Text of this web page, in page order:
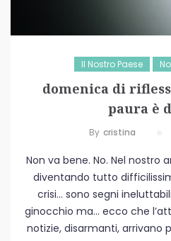
Il Nostro Paese
domenica di
paura è
By Cristina
Non va bene. No. Nel nostro
diventando tutto
crisi… sono segni
ginocchio ma… ecco che
notizie, disarmanti, arrivano